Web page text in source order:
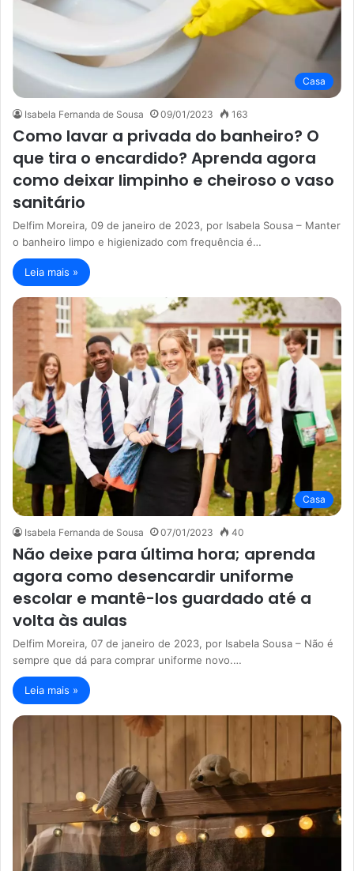
Casa
Isabela Fernanda de Sousa 09/01/2023 163
Como lavar a privada do banheiro? O
que tira o encardido? Aprenda agora
como deixar limpinho e cheiroso o vaso
sanitário
Delfim Moreira, 09 de janeiro de 2023, por Isabela Sousa – Manter
o banheiro limpo e higienizado com frequência é…
Leia mais »
Casa
Isabela Fernanda de Sousa 07/01/2023 40
Não deixe para última hora; aprenda
agora como desencardir uniforme
escolar e mantê-los guardado até a
volta às aulas
Delfim Moreira, 07 de janeiro de 2023, por Isabela Sousa – Não é
sempre que dá para comprar uniforme novo.…
Leia mais »